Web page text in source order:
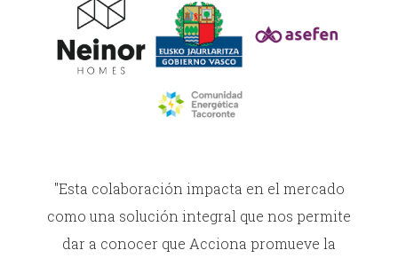
"Esta colaboración impacta en el mercado
como una solución integral que nos permite
dar a conocer que Acciona promueve la